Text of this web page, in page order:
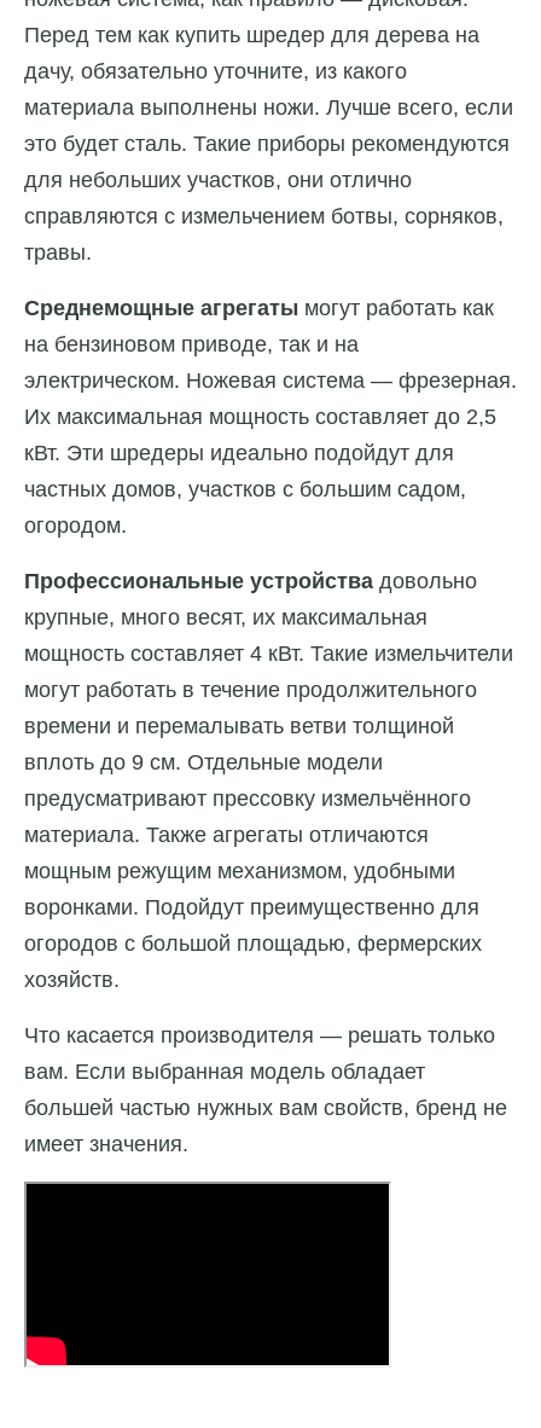
Перед тем как купить шредер для дерева на
дачу, обязательно уточните, из какого
материала выполнены ножи. Лучше всего, если
это будет сталь. Такие приборы рекомендуются
для небольших участков, они отлично
справляются с измельчением ботвы, сорняков,
травы.
Среднемощные агрегаты могут работать как
на бензиновом приводе, так и на
электрическом. Ножевая система — фрезерная.
Их максимальная мощность составляет до 2,5
кВт. Эти шредеры идеально подойдут для
частных домов, участков с большим садом,
огородом.
Профессиональные устройства довольно
крупные, много весят, их максимальная
мощность составляет 4 кВт. Такие измельчители
могут работать в течение продолжительного
времени и перемалывать ветви толщиной
вплоть до 9 см. Отдельные модели
предусматривают прессовку измельчённого
материала. Также агрегаты отличаются
мощным режущим механизмом, удобными
воронками. Подойдут преимущественно для
огородов с большой площадью, фермерских
хозяйств.
Что касается производителя — решать только
вам. Если выбранная модель обладает
большей частью нужных вам свойств, бренд не
имеет значения.